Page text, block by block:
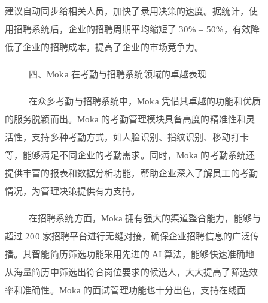
建议自动同步给相关人员，加快了录用决策的速度。据统计，使
用招聘系统后，企业的招聘周期平均缩短了 30% – 50%，有效降
低了企业的招聘成本，提高了企业的市场竞争力。
四、Moka 在考勤与招聘系统领域的卓越表现
在众多考勤与招聘系统中，Moka 凭借其卓越的功能和优质
的服务脱颖而出。Moka 的考勤管理模块具备高度的精准性和灵
活性，支持多种考勤方式，如人脸识别、指纹识别、移动打卡
等，能够满足不同企业的考勤需求。同时，Moka 的考勤系统还
提供丰富的报表和数据分析功能，帮助企业深入了解员工的考勤
情况，为管理决策提供有力支持。
在招聘系统方面，Moka 拥有强大的渠道整合能力，能够与
超过 200 家招聘平台进行无缝对接，确保企业招聘信息的广泛传
播。其智能简历筛选功能采用先进的 AI 算法，能够快速准确地
从海量简历中筛选出符合岗位要求的候选人，大大提高了筛选效
率和准确性。Moka 的面试管理功能也十分出色，支持在线面